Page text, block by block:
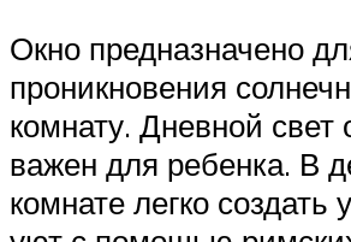
Окно предназначено
проникновения
комнату. Дневной свет
важен для ребенка. В
комнате легко создать